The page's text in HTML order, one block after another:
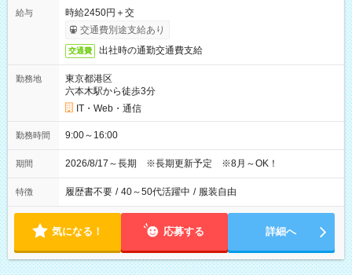
給与
時給2450円＋交
交通費別途支給あり
交通費 出社時の通勤交通費支給
勤務地
東京都港区
六本木駅から徒歩3分
IT・Web・通信
勤務時間 9:00～16:00
期間 2026/8/17～長期 ※長期更新予定 ※8月～OK！
特徴 履歴書不要 / 40～50代活躍中 / 服装自由
気になる！ 応募する 詳細へ